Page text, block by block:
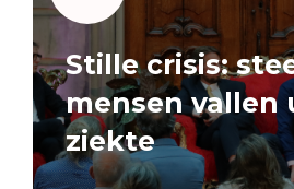
Stille crisis:
mensen vallen
ziekte